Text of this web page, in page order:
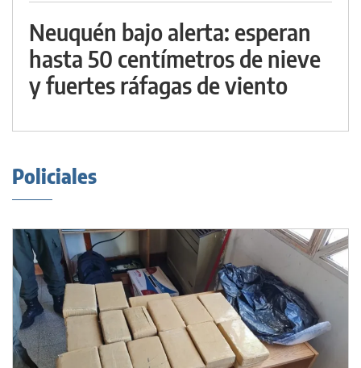
Neuquén bajo alerta: esperan
hasta 50 centímetros de nieve
y fuertes ráfagas de viento
Policiales